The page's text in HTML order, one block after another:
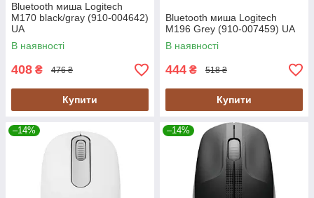
Bluetooth миша Logitech
M170 black/gray (910-004642)
UA
В наявності
408 ₴ 476 ₴
Купити
Bluetooth миша Logitech
M196 Grey (910-007459) UA
В наявності
444 ₴ 518 ₴
Купити
–14% –14%